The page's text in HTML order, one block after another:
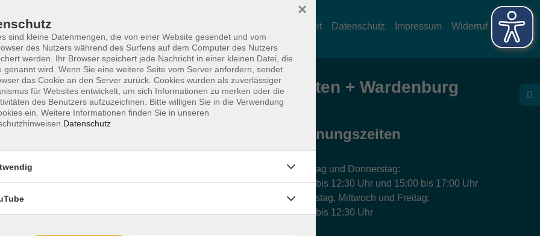
Barrierefreiheit Datenschutz Impressum Widerruf
und Donnerstag:
Volkshochschule Hatten + Wardenburg
26203 Wardenburg
Öffnungszeiten
Montag und Donnerstag:
9:00 bis 12:30 Uhr und 15:00 bis 17:00 Uhr
Dienstag, Mittwoch und Freitag:
9:00 bis 12:30 Uhr
sind kleine Datenmengen, die von einer Website gesendet und vom
des Nutzers während des Surfens auf dem Computer des Nutzers
werden. Ihr Browser speichert jede Nachricht in einer kleinen Datei, die
genannt wird. Wenn Sie eine weitere Seite vom Server anfordern, sendet
das Cookie an den Server zurück. Cookies wurden als zuverlässiger
für Websites entwickelt, um sich Informationen zu merken oder die
des Benutzers aufzuzeichnen. Bitte willigen Sie in die Verwendung
ein. Weitere Informationen finden Sie in unseren
Datenschutz
×